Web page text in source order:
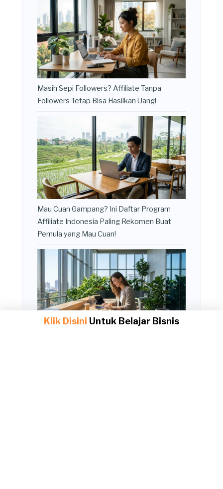
Masih Sepi Followers? Affiliate Tanpa
Followers Tetap Bisa Hasilkan Uang!
Mau Cuan Gampang? Ini Daftar Program
Affiliate Indonesia Paling Rekomen Buat
Pemula yang Mau Cuan!
Klik Disini Untuk Belajar Bisnis